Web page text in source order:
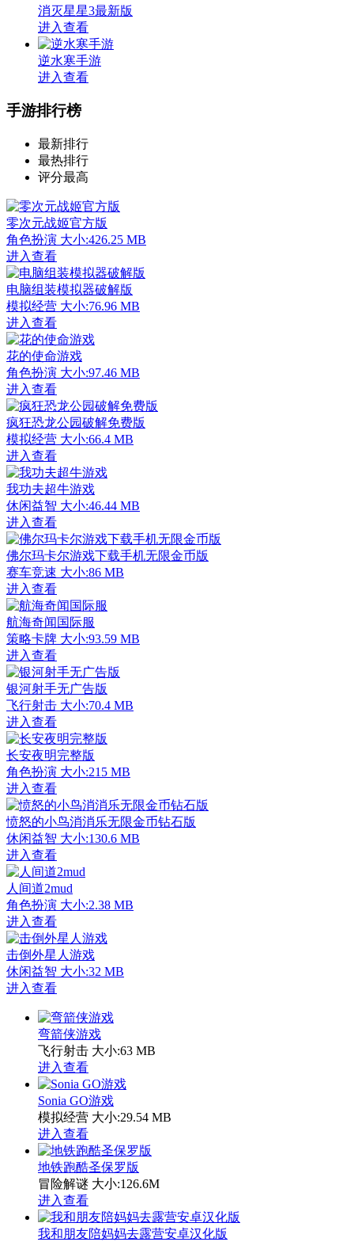
消灭星星3最新版
进入查看
逆水寒手游
进入查看
手游排行榜
最新排行
最热排行
评分最高
零次元战姬官方版
角色扮演 大小:426.25 MB
进入查看
电脑组装模拟器破解版
模拟经营 大小:76.96 MB
进入查看
花的使命游戏
角色扮演 大小:97.46 MB
进入查看
疯狂恐龙公园破解免费版
模拟经营 大小:66.4 MB
进入查看
我功夫超牛游戏
休闲益智 大小:46.44 MB
进入查看
佛尔玛卡尔游戏下载手机无限金币版
赛车竞速 大小:86 MB
进入查看
航海奇闻国际服
策略卡牌 大小:93.59 MB
进入查看
银河射手无广告版
飞行射击 大小:70.4 MB
进入查看
长安夜明完整版
角色扮演 大小:215 MB
进入查看
愤怒的小鸟消消乐无限金币钻石版
休闲益智 大小:130.6 MB
进入查看
人间道2mud
角色扮演 大小:2.38 MB
进入查看
击倒外星人游戏
休闲益智 大小:32 MB
进入查看
弯箭侠游戏
飞行射击 大小:63 MB
进入查看
Sonia GO游戏
模拟经营 大小:29.54 MB
进入查看
地铁跑酷圣保罗版
冒险解谜 大小:126.6M
进入查看
我和朋友陪妈妈去露营安卓汉化版